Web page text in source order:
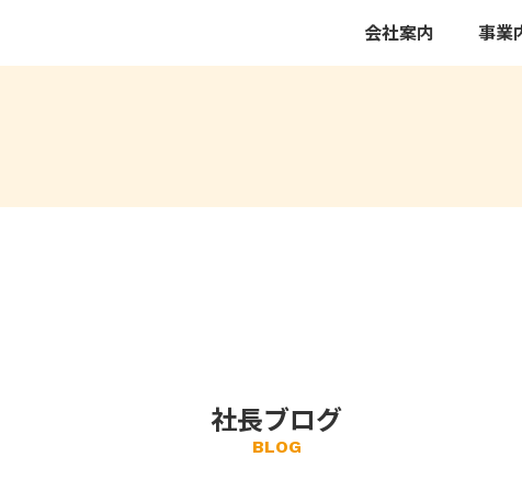
会社案内 事業
社長ブログ
BLOG